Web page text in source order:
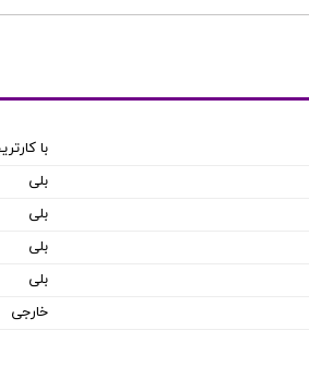
با
بلی
بلی
بلی
بلی
خارجی